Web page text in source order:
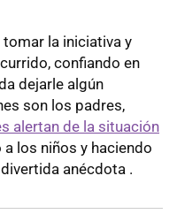
la iniciativa y
confiando en
dejarle algún
son los padres,
alertan de la situación
los niños y haciendo
anécdota .